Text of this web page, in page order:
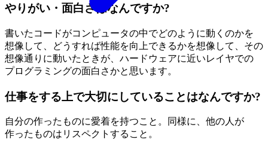
やりがい・面白さはなんですか?
書いた コードがコンピュータの中でどのように動くのかを
想像して、
どう すれば性能を向上できるかを想像して、 その
想像通りに動いた ときが、 ハードウェアに近いレイヤでの
プログラミングの面白さかと 思います。
仕事をする上で大切にしていることはなんですか?
自分の作った ものに愛着を持つこと。 同様に、 他の人が
作った ものは リスペクトする こと。